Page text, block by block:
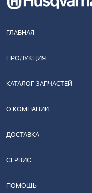
ГЛАВНАЯ
ПРОДУКЦИЯ
КАТАЛОГ ЗАПЧАСТЕЙ
О КОМПАНИИ
ДОСТАВКА
СЕРВИС
ПОМОЩЬ